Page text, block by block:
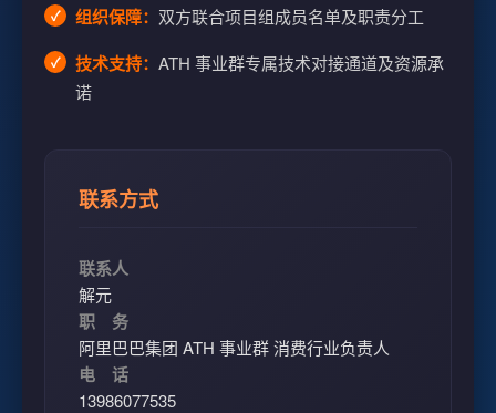
组织保障： 双方联合项目组成员名单及职责分工
技术支持： ATH 事业群专属技术对接通道及资源承
诺
联系方式
联系人
解元
职 务
阿里巴巴集团 ATH 事业群 消费行业负责人
电 话
13986077535